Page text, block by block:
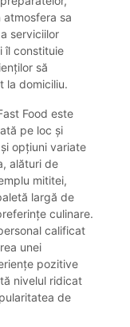
sa
serviciilor
îl constituie
să
la domiciliu.
Food este
pe loc și
opțiuni variate
alături de
mititei,
largă de
culinare.
calificat
unei
pozitive
nivelul ridicat
de